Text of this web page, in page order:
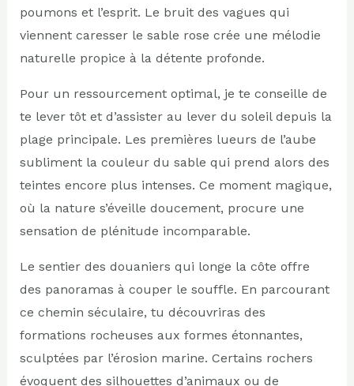
poumons et l’esprit. Le bruit des vagues qui
viennent caresser le sable rose crée une mélodie
naturelle propice à la détente profonde.
Pour un ressourcement optimal, je te conseille de
te lever tôt et d’assister au lever du soleil depuis la
plage principale. Les premières lueurs de l’aube
subliment la couleur du sable qui prend alors des
teintes encore plus intenses. Ce moment magique,
où la nature s’éveille doucement, procure une
sensation de plénitude incomparable.
Le sentier des douaniers qui longe la côte offre
des panoramas à couper le souffle. En parcourant
ce chemin séculaire, tu découvriras des
formations rocheuses aux formes étonnantes,
sculptées par l’érosion marine. Certains rochers
évoquent des silhouettes d’animaux ou de